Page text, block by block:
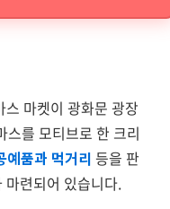
마켓이 광화문 광장
를 모티브로 한 크리
예품과 먹거리 등을 판
마련되어 있습니다.